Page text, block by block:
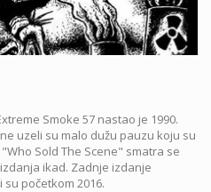
Smoke 57 nastao je 1990.
uzeli su malo dužu pauzu koju su
Sold The Scene" smatra se
ikad. Zadnje izdanje
početkom 2016.